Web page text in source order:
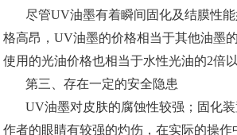
尽管UV油墨有着瞬间固化及结膜性
格高昂，UV油墨的价格相当于其他油墨
使用的光油价格也相当于水性光油的2倍以
第三、存在一定的安全隐患
UV油墨对皮肤的腐蚀性较强；固化
作者的眼睛有较强的灼伤，在实际的操作